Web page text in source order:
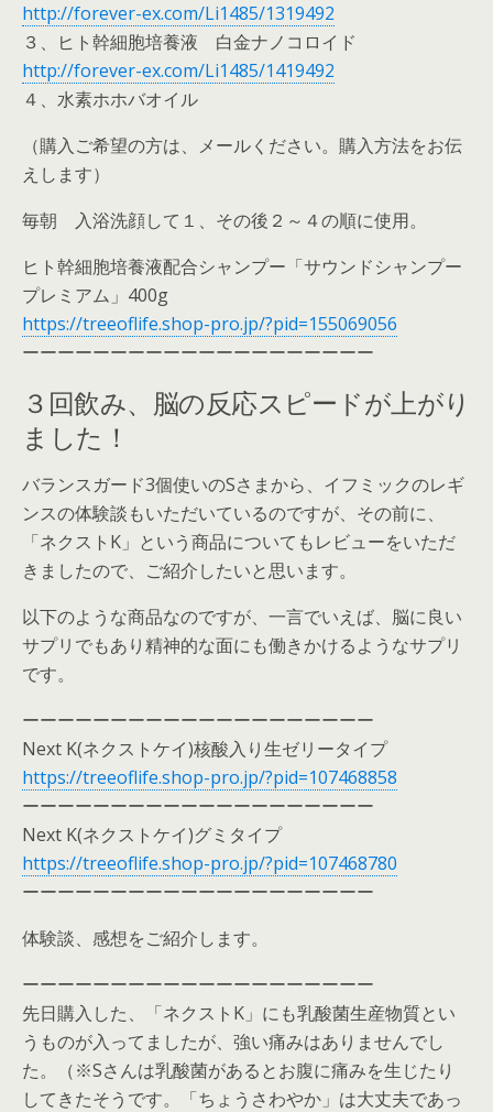
http://forever-ex.com/Li1485/1319492
３、ヒト幹細胞培養液 白金ナノコロイド
http://forever-ex.com/Li1485/1419492
４、水素ホホバオイル
（購入ご希望の方は、メールください。購入方法をお伝
えします）
毎朝 入浴洗顔して１、その後２～４の順に使用。
ヒト幹細胞培養液配合シャンプー「サウンドシャンプー
プレミアム」400g
https://treeoflife.shop-pro.jp/?pid=155069056
ーーーーーーーーーーーーーーーーーーーー
３回飲み、脳の反応スピードが上がり
ました！
バランスガード3個使いのSさまから、イフミックのレギ
ンスの体験談もいただいているのですが、その前に、
「ネクストK」という商品についてもレビューをいただ
きましたので、ご紹介したいと思います。
以下のような商品なのですが、一言でいえば、脳に良い
サプリでもあり精神的な面にも働きかけるようなサプリ
です。
ーーーーーーーーーーーーーーーーーーーー
Next K(ネクストケイ)核酸入り生ゼリータイプ
https://treeoflife.shop-pro.jp/?pid=107468858
ーーーーーーーーーーーーーーーーーーーー
Next K(ネクストケイ)グミタイプ
https://treeoflife.shop-pro.jp/?pid=107468780
ーーーーーーーーーーーーーーーーーーーー
体験談、感想をご紹介します。
ーーーーーーーーーーーーーーーーーーーー
先日購入した、「ネクストK」にも乳酸菌生産物質とい
うものが入ってましたが、強い痛みはありませんでし
た。（※Sさんは乳酸菌があるとお腹に痛みを生じたり
してきたそうです。「ちょうさわやか」は大丈夫であっ